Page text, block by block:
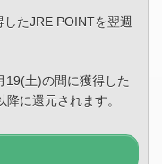
たJRE POINTを翌週
土)の間に獲得した
に還元されます。